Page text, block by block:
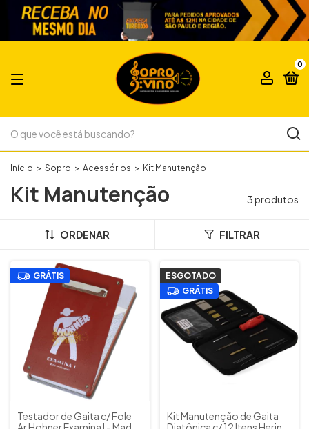
0
Início > Sopro > Acessórios > Kit Manutenção
Kit Manutenção 3 produtos
ORDENAR FILTRAR
GRÁTIS
Testador de Gaita c/ Fole
ESGOTADO
GRÁTIS
Kit Manutenção de Gaita